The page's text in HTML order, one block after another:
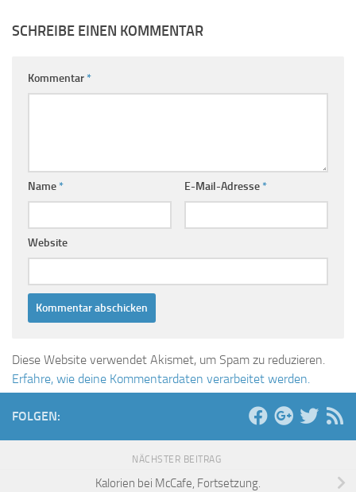
SCHREIBE EINEN KOMMENTAR
Kommentar*
Name* E-Mail-Adresse*
Website
Diese Website verwendet Akismet, um Spam zu reduzieren.
Erfahre, wie deine Kommentardaten verarbeitet werden.
FOLGEN:
NÄCHSTER BEITRAG
Kalorien bei McCafe, Fortsetzung.